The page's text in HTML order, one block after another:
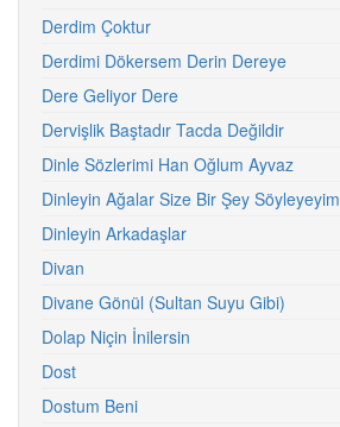
Derdim Çoktur
Derdimi Dökersem Derin Dereye
Dere Geliyor Dere
Dervişlik Baştadır Tacda Değildir
Dinle Sözlerimi Han Oğlum Ayvaz
Dinleyin Ağalar Size Bir Şey Söyleyeyim
Dinleyin Arkadaşlar
Divan
Divane Gönül (Sultan Suyu Gibi)
Dolap Niçin İnilersin
Dost
Dostum Beni